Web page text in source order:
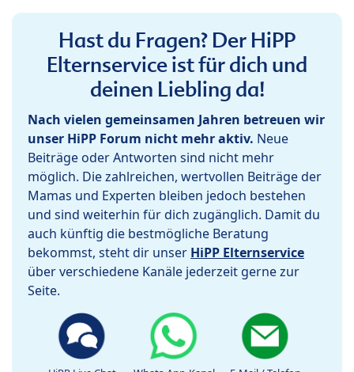
Hast du Fragen? Der HiPP
Elternservice ist für dich und
deinen Liebling da!
Nach vielen gemeinsamen Jahren betreuen wir
unser HiPP Forum nicht mehr aktiv. Neue
Beiträge oder Antworten sind nicht mehr
möglich. Die zahlreichen, wertvollen Beiträge der
Mamas und Experten bleiben jedoch bestehen
und sind weiterhin für dich zugänglich. Damit du
auch künftig die bestmögliche Beratung
bekommst, steht dir unser HiPP Elternservice
über verschiedene Kanäle jederzeit gerne zur
Seite.